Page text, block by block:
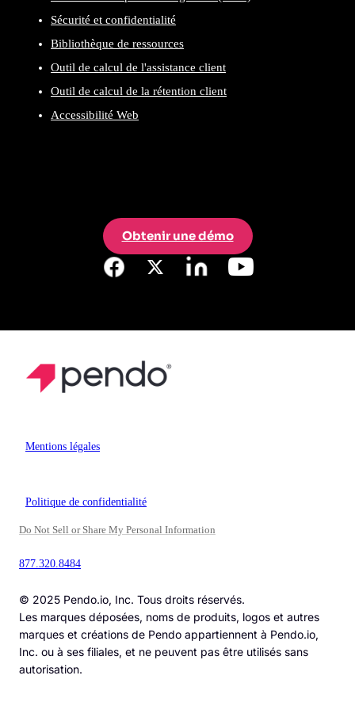
Sécurité et confidentialité
Bibliothèque de ressources
Outil de calcul de l'assistance client
Outil de calcul de la rétention client
Accessibilité Web
Obtenir une démo
Mentions légales
Politique de confidentialité
Do Not Sell or Share My Personal Information
877.320.8484
© 2025 Pendo.io, Inc. Tous droits réservés.
Les marques déposées, noms de produits, logos et autres
marques et créations de Pendo appartiennent à Pendo.io,
Inc. ou à ses filiales, et ne peuvent pas être utilisés sans
autorisation.